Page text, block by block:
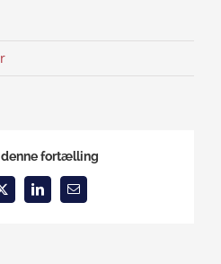
denne fortælling
X LinkedInEmail